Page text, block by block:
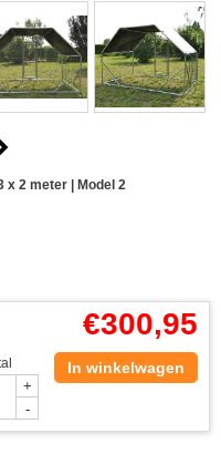
x 2 meter | Model 2
€300,95
+
-
In winkelwagen